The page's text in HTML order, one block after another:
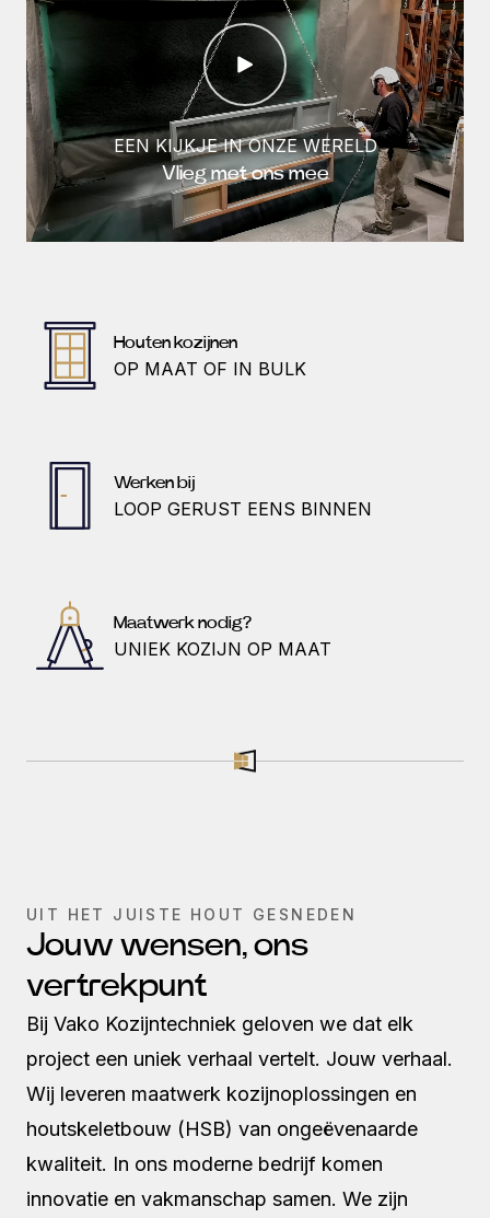
EEN KIJKJE IN ONZE WERELD
Vlieg met ons mee
Houten kozijnen
OP MAAT OF IN BULK
Werken bij
LOOP GERUST EENS BINNEN
Maatwerk nodig?
UNIEK KOZIJN OP MAAT
UIT HET JUISTE HOUT GESNEDEN
Jouw wensen, ons
vertrekpunt
Bij Vako Kozijntechniek geloven we dat elk
project een uniek verhaal vertelt. Jouw verhaal.
Wij leveren maatwerk kozijnoplossingen en
houtskeletbouw (HSB) van ongeëvenaarde
kwaliteit. In ons moderne bedrijf komen
innovatie en vakmanschap samen. We zijn